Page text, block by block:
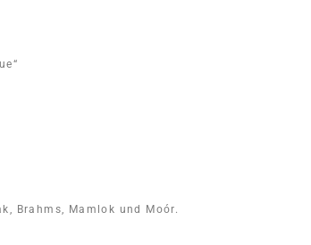
Brahms, Mamlok und Moór.